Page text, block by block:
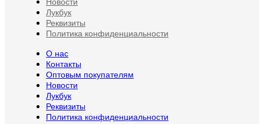
Лукбук
Реквизиты
Политика конфиденциальности
О нас
Контакты
Оптовым покупателям
Новости
Лукбук
Реквизиты
Политика конфиденциальности